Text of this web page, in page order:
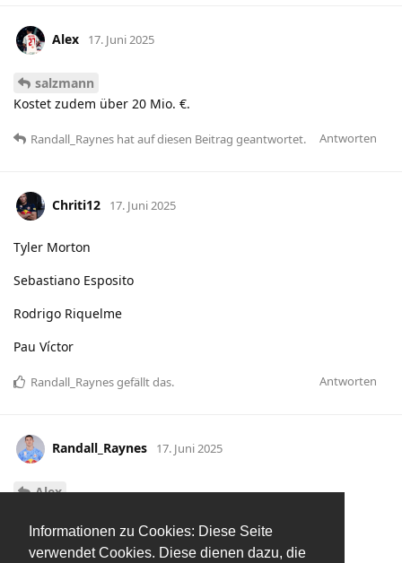
Informationen zu Cookies: Diese Seite
verwendet Cookies. Diese dienen dazu, die
Alex 17. Juni 2025
salzmann
Kostet zudem über 20 Mio. €.
Antworten
Randall_Raynes hatauf diesen Beitrag geantwortet.
Chriti12 17. Juni 2025
Tyler Morton
Sebastiano Esposito
Rodrigo Riquelme
Pau Víctor
Antworten
Randall_Raynesgefällt das.
Randall_Raynes 17. Juni 2025
Alex
… bei einem Jahr Restlaufzeit und den Leihstationen.
Who knows